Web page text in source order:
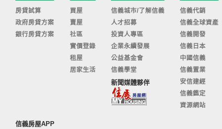
房貸試算
政府房貸方案
銀行房貸方案
買屋
賣屋
社區
實價登錄
租屋
居家生活
信義城市/了解信義
人才招募
投資人專區
企業永續發展
公益基金會
信義學堂
新聞媒體夥伴
信義代銷
信義全球資產
信義開發
信義日本
中國信義
信義置業
安信建經
信義鑑定
資源網站
信義房屋APP